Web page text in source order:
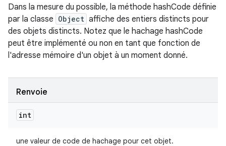
Dans la mesure du possible, la méthode hashCode définie
par la classe Object affiche des entiers distincts pour
des objets distincts. Notez que le hachage hashCode
peut être implémenté ou non en tant que fonction de
l'adresse mémoire d'un objet à un moment donné.
Renvoie
int
une valeur de code de hachage pour cet objet.